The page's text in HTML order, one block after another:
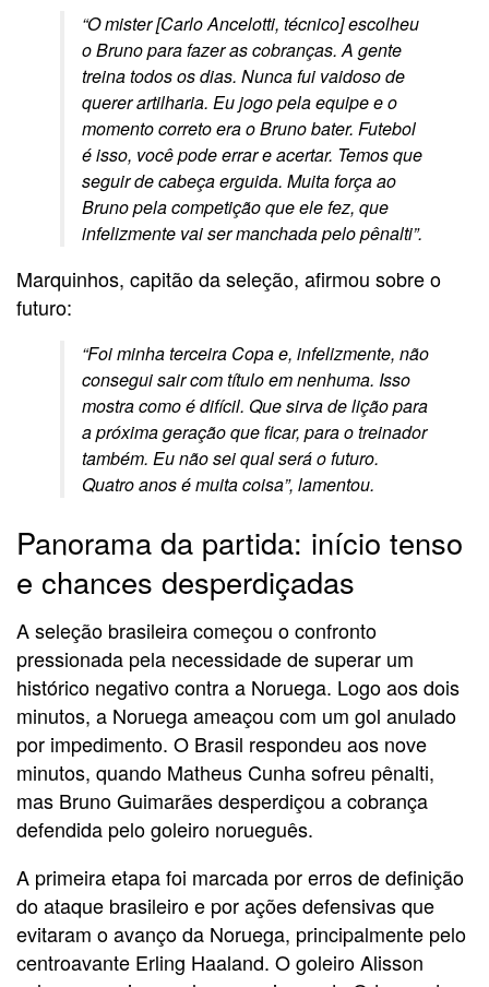
“O mister [Carlo Ancelotti, técnico] escolheu
o Bruno para fazer as cobranças. A gente
treina todos os dias. Nunca fui vaidoso de
querer artilharia. Eu jogo pela equipe e o
momento correto era o Bruno bater. Futebol
é isso, você pode errar e acertar. Temos que
seguir de cabeça erguida. Muita força ao
Bruno pela competição que ele fez, que
infelizmente vai ser manchada pelo pênalti”.
Marquinhos, capitão da seleção, afirmou sobre o
futuro:
“Foi minha terceira Copa e, infelizmente, não
consegui sair com título em nenhuma. Isso
mostra como é difícil. Que sirva de lição para
a próxima geração que ficar, para o treinador
também. Eu não sei qual será o futuro.
Quatro anos é muita coisa”, lamentou.
Panorama da partida: início tenso
e chances desperdiçadas
A seleção brasileira começou o confronto
pressionada pela necessidade de superar um
histórico negativo contra a Noruega. Logo aos dois
minutos, a Noruega ameaçou com um gol anulado
por impedimento. O Brasil respondeu aos nove
minutos, quando Matheus Cunha sofreu pênalti,
mas Bruno Guimarães desperdiçou a cobrança
defendida pelo goleiro norueguês.
A primeira etapa foi marcada por erros de definição
do ataque brasileiro e por ações defensivas que
evitaram o avanço da Noruega, principalmente pelo
centroavante Erling Haaland. O goleiro Alisson